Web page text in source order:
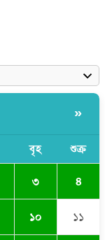
»
বৃহ শুক্র
৩ ৪
১০ ১১